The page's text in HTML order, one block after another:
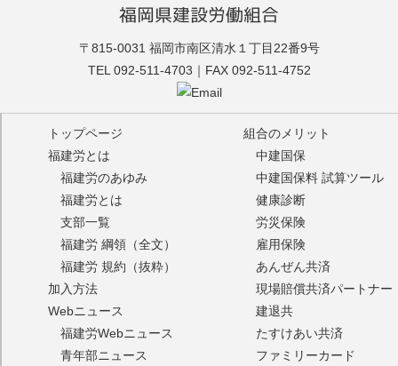
福建労
福岡県建設労働組合
〒815-0031 福岡市南区清水１丁目22番9号
TEL 092-511-4703｜FAX 092-511-4752
トップページ
福建労とは
福建労のあゆみ
福建労とは
支部一覧
福建労 綱領（全文）
福建労 規約（抜粋）
加入方法
Webニュース
福建労Webニュース
青年部ニュース
組合のメリット
中建国保
中建国保料 試算ツール
健康診断
労災保険
雇用保険
あんぜん共済
現場賠償共済パートナー
建退共
たすけあい共済
ファミリーカード